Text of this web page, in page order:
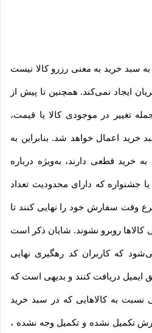
سبد خرید به معنی رزرو کالا نیست
ایجاد نمی‌کند. همچنین تا پیش از
تغییر در موجودی کالا یا قیمت،
خرید اعمال خواهد شد. بنابراین به
خرید قطعی دارند، به‌ویژه درباره
جشنواره که دارای محدودیت تعداد
وقت سفارش خود را نهایی کنند تا
کالاها روبرو نشوند. شایان ذکر است
که کاربران کد رهگیری نهایی
دریافت کنند و بدیهی است که
نسبت به کالاهایی که در سبد خرید
تکمیل نشده و تکمیل وجه نشده ،